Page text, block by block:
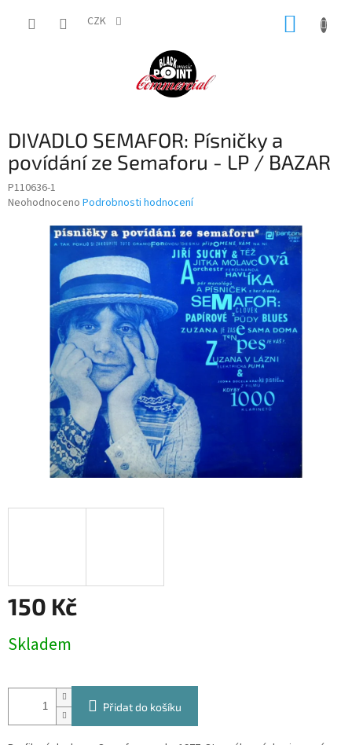
CZK
DIVADLO SEMAFOR: Písničky a
povídání ze Semaforu - LP / BAZAR
P110636-1
Průměrné
hvězdiček.
Neohodnoceno Podrobnosti hodnocení
150 Kč
cena:
Skladem
Přidat do košíku